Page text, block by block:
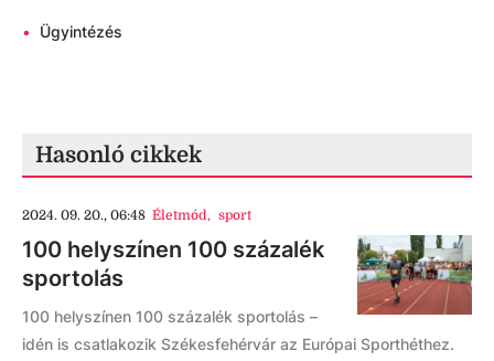
• Ügyintézés
Hasonló cikkek
2024. 09. 20., 06:48 Életmód, sport
100 helyszínen 100 százalék
sportolás
100 helyszínen 100 százalék sportolás –
idén is csatlakozik Székesfehérvár az Európai Sporthéthez.